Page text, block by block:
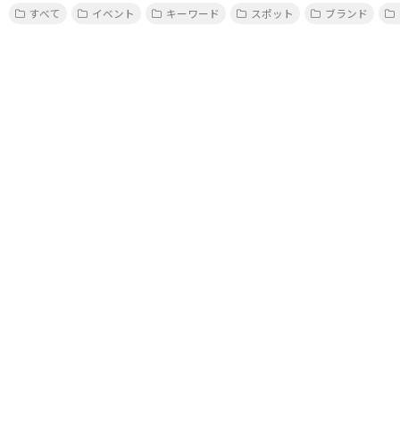
すべて
イベント キーワード スポット ブランド